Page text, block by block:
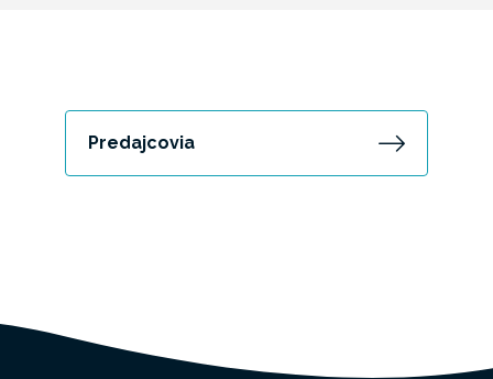
Predajcovia